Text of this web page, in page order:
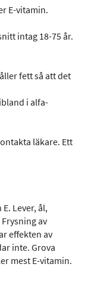
E-vitamin.
intag 18-75 år.
fett så att det
i alfa-
läkare. Ett
Lever, ål,
av
effekten av
inte. Grova
mest E-vitamin.